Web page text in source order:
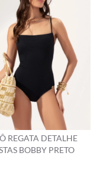
REGATA DETALHE
BOBBY PRETO